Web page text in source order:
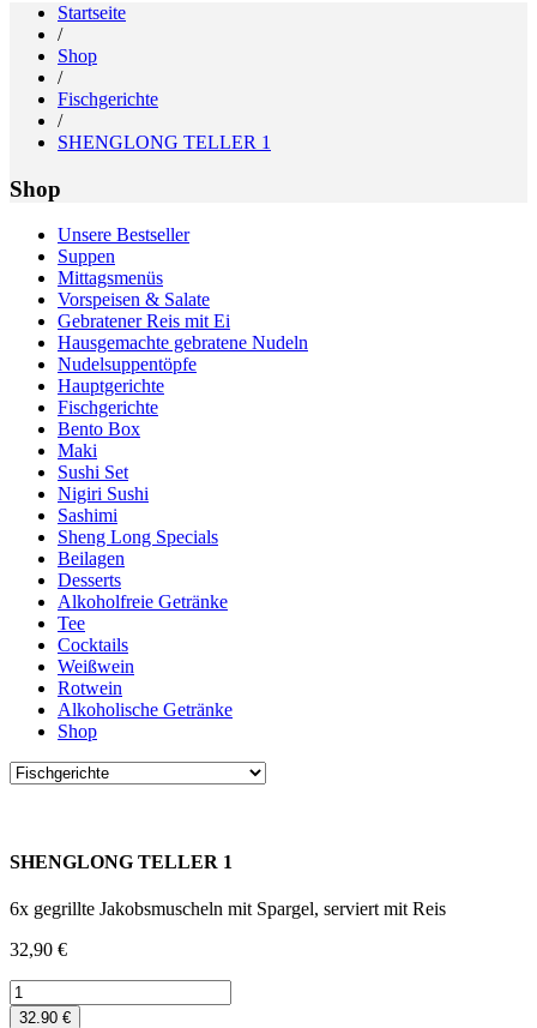
Startseite
/
Shop
/
Fischgerichte
/
SHENGLONG TELLER 1
Shop
Unsere Bestseller
Suppen
Mittagsmenüs
Vorspeisen & Salate
Gebratener Reis mit Ei
Hausgemachte gebratene Nudeln
Nudelsuppentöpfe
Hauptgerichte
Fischgerichte
Bento Box
Maki
Sushi Set
Nigiri Sushi
Sashimi
Sheng Long Specials
Beilagen
Desserts
Alkoholfreie Getränke
Tee
Cocktails
Weißwein
Rotwein
Alkoholische Getränke
Shop
SHENGLONG TELLER 1
6x gegrillte Jakobsmuscheln mit Spargel, serviert mit Reis
32,90 €
SHENGLONG
TELLER
32.90 €